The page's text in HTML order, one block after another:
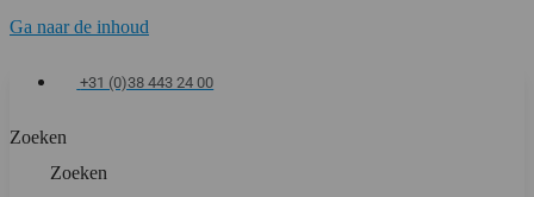
Ga naar de inhoud
+31 (0)38 443 24 00
Zoeken
Zoeken